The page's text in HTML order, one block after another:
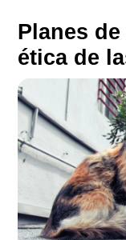
Planes
ética de